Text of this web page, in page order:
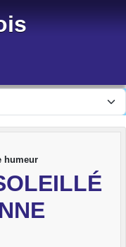
humeur